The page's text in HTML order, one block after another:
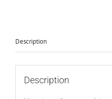
Description
Description